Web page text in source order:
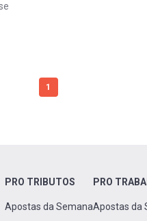
1
PRO TRIBUTOS
Apostas da Semana
PRO
Apostas da